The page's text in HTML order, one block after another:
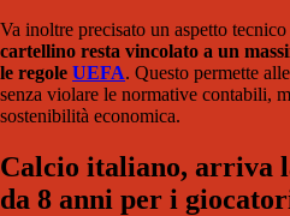
Va inoltre precisato un aspetto
cartellino resta vincolato a un
le regole UEFA. Questo permette
senza violare le normative contabili,
sostenibilità economica.
Calcio italiano, arriva
da 8 anni per i